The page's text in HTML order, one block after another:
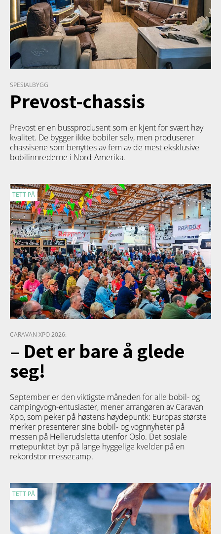
SPESIALBYGG
Prevost-chassis
Prevost er en bussprodusent som er kjent for svært høy
kvalitet. De bygger ikke bobiler selv, men produserer
chassisene som benyttes av fem av de mest eksklusive
bobilinnrederne i Nord-Amerika.
TETT PÅ
CARAVAN XPO 2026:
– Det er bare å glede
seg!
September er den viktigste måneden for alle bobil- og
campingvogn-entusiaster, mener arrangøren av Caravan
Xpo, som peker på høstens høydepuntk: Europas største
merker presenterer sine bobil- og vognnyheter på
messen på Hellerudsletta utenfor Oslo. Det sosiale
møtepunktet byr på lange hyggelige kvelder på en
rekordstor messecamp.
TETT PÅ